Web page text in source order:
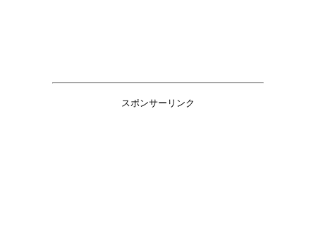
スポンサーリンク